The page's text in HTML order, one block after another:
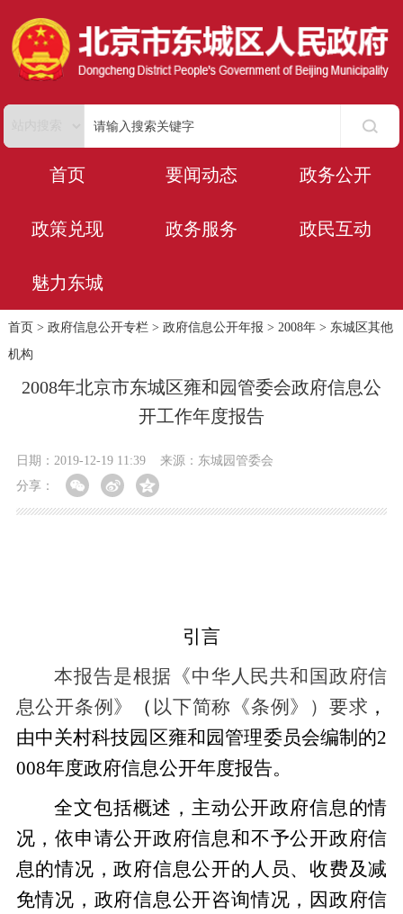
首页 要闻动态 政务公开
政策兑现 政务服务 政民互动
魅力东城
首页 > 政府信息公开专栏> 政府信息公开年报 > 2008年> 东城区其他
机构
2008年北京市东城区雍和园管委会政府信息公
开工作年度报告
日期：2019-12-19 11:39
来源：东城园管委会
分享：
引言
本报告是根据《中华人民共和国政府信
息公开条例》
（ 以下简称《条例》）要求 ，
由中关村科技园区雍和园管理委员会编制的2
008年度政府信息公开年度报告。
全文包括概述，主动公开政府信息的情
况，依申请公开政府信息和不予公开政府信
息的情况，政府信息公开的人员、收费及减
免情况，政府信息公开咨询情况，因政府信